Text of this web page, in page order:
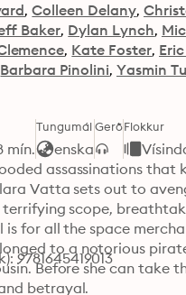
Colleen Delany
Baker Dylan Lynch
Kate Foster
Barbara Pinolini Yasmin
mín.
Tungumál
enska
GerðFlokkur
assassinations that
Vatta sets out to
scope,
for all the space
to a notorious
Before she can take
betrayal.
9781645419013